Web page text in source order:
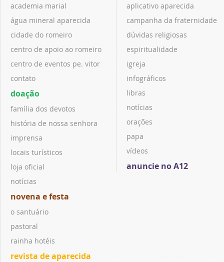
academia marial
água mineral aparecida
cidade do romeiro
centro de apoio ao romeiro
centro de eventos pe. vitor
contato
doação
família dos devotos
história de nossa senhora
imprensa
locais turísticos
loja oficial
notícias
novena e festa
o santuário
pastoral
rainha hotéis
revista de aparecida
aplicativo aparecida
campanha da fraternidade
dúvidas religiosas
espiritualidade
igreja
infográficos
libras
notícias
orações
papa
vídeos
anuncie no A12